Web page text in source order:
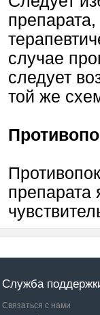
случае
следует
той же
препарата
Служба
Связаться с нами